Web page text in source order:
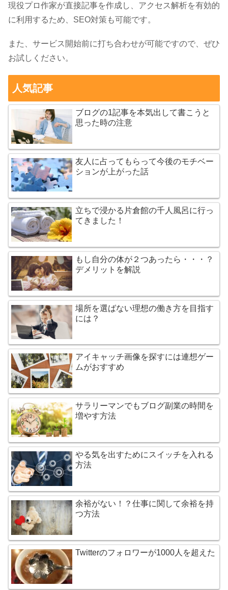
現役プロ作家が直接記事を作成し、アクセス解析を有効的
に利用するため、SEO対策も可能です。
また、サービス開始前に打ち合わせが可能ですので、ぜひ
お試しください。
人気記事
ブログの1記事を本気出して書こうと
思った時の注意
友人に占ってもらって今後のモチベー
ションが上がった話
立ちで浸かる片倉館の千人風呂に行っ
てきました！
もし自分の体が２つあったら・・・？
デメリットを解説
場所を選ばない理想の働き方を目指す
には？
アイキャッチ画像を探すには連想ゲー
ムがおすすめ
サラリーマンでもブログ副業の時間を
増やす方法
やる気を出すためにスイッチを入れる
方法
余裕がない！？仕事に関して余裕を持
つ方法
Twitterのフォロワーが1000人を超えた